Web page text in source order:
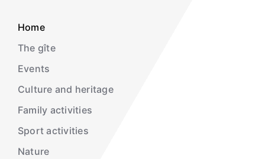
Home
The gîte
Events
Culture and heritage
Family activities
Sport activities
Nature